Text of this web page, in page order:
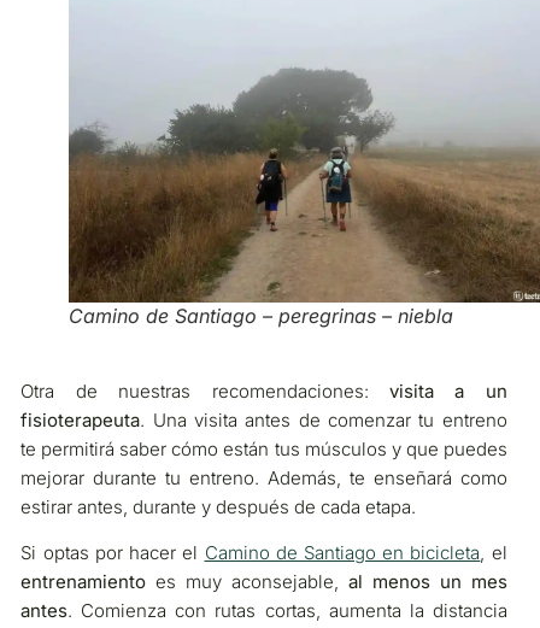
Camino de Santiago – peregrinas – niebla
Otra de nuestras recomendaciones: visita a un
fisioterapeuta. Una visita antes de comenzar tu entreno
te permitirá saber cómo están tus músculos y que puedes
mejorar durante tu entreno. Además, te enseñará como
estirar antes, durante y después de cada etapa.
Si optas por hacer el Camino de Santiago en bicicleta, el
entrenamiento es muy aconsejable, al menos un mes
antes. Comienza con rutas cortas, aumenta la distancia